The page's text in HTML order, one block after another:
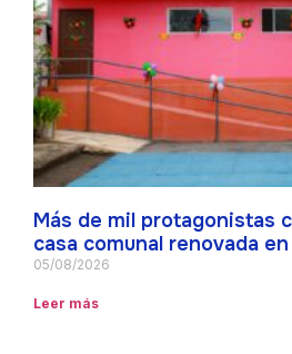
Más de mil protagonistas
casa comunal renovada
05/08/2026
Leer más